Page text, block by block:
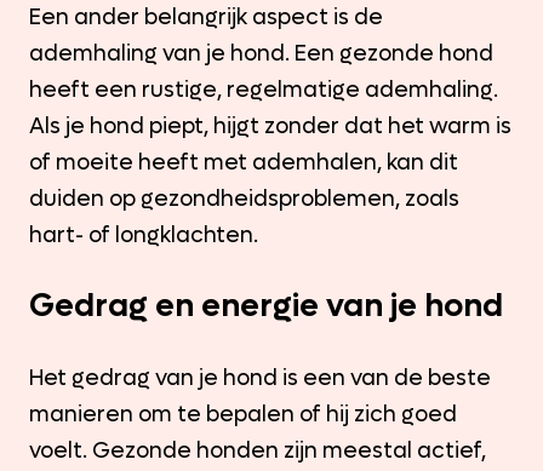
Een ander belangrijk aspect is de
ademhaling van je hond. Een gezonde hond
heeft een rustige, regelmatige ademhaling.
Als je hond piept, hijgt zonder dat het warm is
of moeite heeft met ademhalen, kan dit
duiden op gezondheidsproblemen, zoals
hart- of longklachten.
Gedrag en energie van je hond
Het gedrag van je hond is een van de beste
manieren om te bepalen of hij zich goed
voelt. Gezonde honden zijn meestal actief,